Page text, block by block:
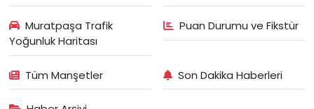
Muratpaşa Trafik
Yoğunluk Haritası
Puan Durumu ve Fikstür
Tüm Manşetler Son Dakika Haberleri